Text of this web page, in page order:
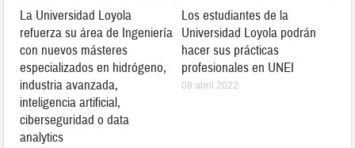
La Universidad Loyola
refuerza su área de Ingeniería
con nuevos másteres
especializados en hidrógeno,
industria avanzada,
inteligencia artificial,
ciberseguridad o data
analytics
Los estudiantes de la
Universidad Loyola podrán
hacer sus prácticas
profesionales en UNEI
08 abril 2022